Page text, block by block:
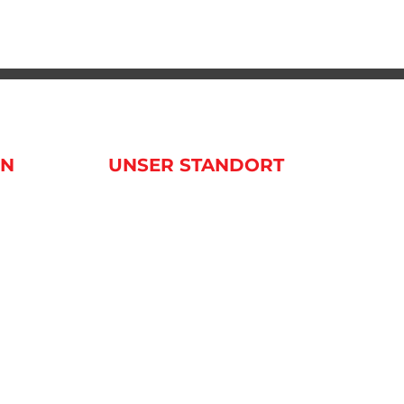
UNSER STANDORT